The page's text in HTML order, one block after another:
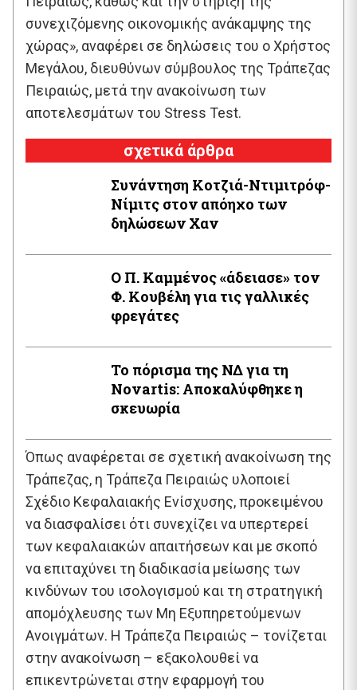
συνεχιζόμενης οικονομικής ανάκαμψης της
χώρας», αναφέρει σε δηλώσεις του ο Χρήστος
Μεγάλου, διευθύνων σύμβουλος της Τράπεζας
Πειραιώς, μετά την ανακοίνωση των
αποτελεσμάτων του Stress Test.
σχετικά άρθρα
Συνάντηση Κοτζιά-Ντιμιτρόφ-
Νίμιτς στον απόηχο των
δηλώσεων Χαν
Ο Π. Καμμένος «άδειασε» τον
Φ. Κουβέλη για τις γαλλικές
φρεγάτες
Το πόρισμα της ΝΔ για τη
Novartis: Αποκαλύφθηκε η
σκευωρία
Όπως αναφέρεται σε σχετική ανακοίνωση της
Τράπεζας, η Τράπεζα Πειραιώς υλοποιεί
Σχέδιο Κεφαλαιακής Ενίσχυσης, προκειμένου
να διασφαλίσει ότι συνεχίζει να υπερτερεί
των κεφαλαιακών απαιτήσεων και με σκοπό
να επιταχύνει τη διαδικασία μείωσης των
κινδύνων του ισολογισμού και τη στρατηγική
απομόχλευσης των Μη Εξυπηρετούμενων
Ανοιγμάτων. Η Τράπεζα Πειραιώς – τονίζεται
στην ανακοίνωση – εξακολουθεί να
επικεντρώνεται στην εφαρμογή του